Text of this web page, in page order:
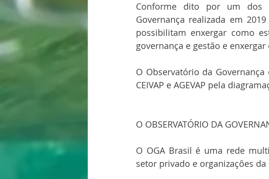
Conforme dito por um dos
Governança realizada em
possibilitam enxergar como
governança e gestão e
O Observatório da Governança
CEIVAP e AGEVAP pela
O OBSERVATÓRIO DA
O OGA Brasil é uma rede
setor privado e organizações